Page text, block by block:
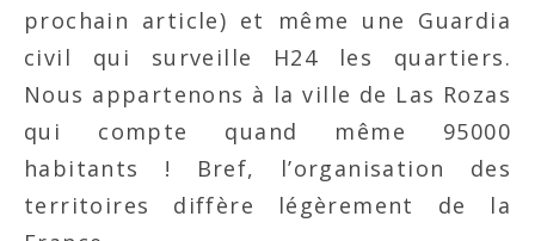
prochain article) et même une Guardia
civil qui surveille H24 les quartiers.
Nous appartenons à la ville de Las Rozas
qui compte quand même 95000
habitants ! Bref, l’organisation des
territoires diffère légèrement de la